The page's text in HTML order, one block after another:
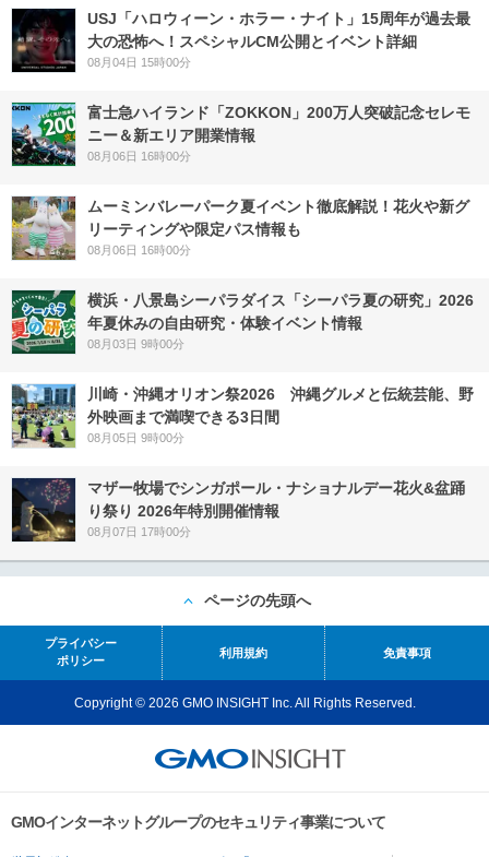
USJ「ハロウィーン・ホラー・ナイト」15周年が過去最
大の恐怖へ！スペシャルCM公開とイベント詳細
08月04日 15時00分
富士急ハイランド「ZOKKON」200万人突破記念セレモ
ニー＆新エリア開業情報
08月06日 16時00分
ムーミンバレーパーク夏イベント徹底解説！花火や新グ
リーティングや限定パス情報も
08月06日 16時00分
横浜・八景島シーパラダイス「シーパラ夏の研究」2026
年夏休みの自由研究・体験イベント情報
08月03日 9時00分
川崎・沖縄オリオン祭2026 沖縄グルメと伝統芸能、野
外映画まで満喫できる3日間
08月05日 9時00分
マザー牧場でシンガポール・ナショナルデー花火&盆踊
り祭り 2026年特別開催情報
08月07日 17時00分
ページの先頭へ
プライバシー
ポリシー
利用規約 免責事項
Copyright © 2026 GMO INSIGHT Inc. All Rights Reserved.
GMOインターネットグループのセキュリティ事業について